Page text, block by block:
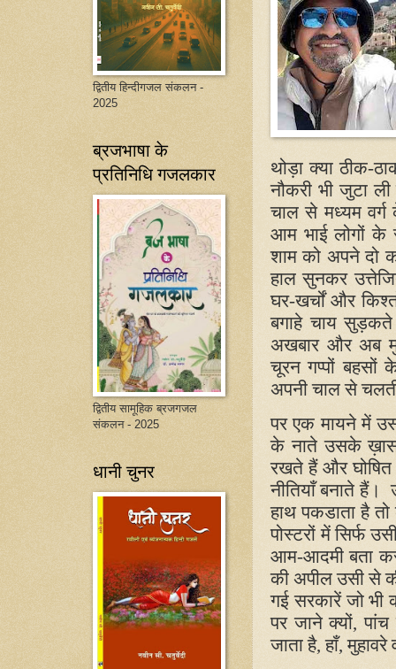
थोड़ा क्या ठीक-
नौकरी भी जुटा
चाल से मध्यम
आम भाई लोगों
शाम को अपने दो
हाल सुनकर
घर-खर्चों और
बगाहे चाय सुड़कते
अखबार और अब
चूरन गप्पों बहसों
अपनी चाल से
पर एक मायने में
के नाते उसके
रखते हैं और
नीतियाँ बनाते
हाथ पकडाता है
पोस्टरों में सिर्फ
आम-आदमी बता
की अपील उसी से
गई सरकारें जो भी
पर जाने क्यों,
जाता है,हाँ,मुहावरे
द्वितीय हिन्दीगजल संकलन -
2025
ब्रजभाषा के
प्रतिनिधि गजलकार
द्वितीय सामूहिक ब्रजगजल
संकलन - 2025
धानी चुनर